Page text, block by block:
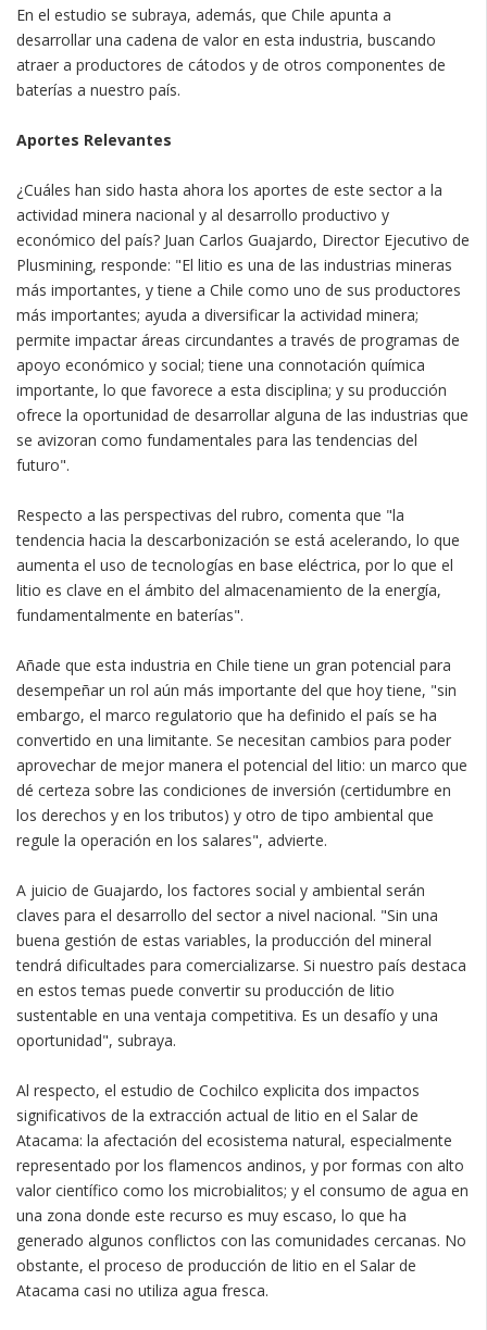
En el estudio se subraya, además, que Chile apunta a
desarrollar una cadena de valor en esta industria, buscando
atraer a productores de cátodos y de otros componentes de
baterías a nuestro país.
Aportes Relevantes
¿Cuáles han sido hasta ahora los aportes de este sector a la
actividad minera nacional y al desarrollo productivo y
económico del país? Juan Carlos Guajardo, Director Ejecutivo de
Plusmining, responde: "El litio es una de las industrias mineras
más importantes, y tiene a Chile como uno de sus productores
más importantes; ayuda a diversificar la actividad minera;
permite impactar áreas circundantes a través de programas de
apoyo económico y social; tiene una connotación química
importante, lo que favorece a esta disciplina; y su producción
ofrece la oportunidad de desarrollar alguna de las industrias que
se avizoran como fundamentales para las tendencias del
futuro".
Respecto a las perspectivas del rubro, comenta que "la
tendencia hacia la descarbonización se está acelerando, lo que
aumenta el uso de tecnologías en base eléctrica, por lo que el
litio es clave en el ámbito del almacenamiento de la energía,
fundamentalmente en baterías".
Añade que esta industria en Chile tiene un gran potencial para
desempeñar un rol aún más importante del que hoy tiene, "sin
embargo, el marco regulatorio que ha definido el país se ha
convertido en una limitante. Se necesitan cambios para poder
aprovechar de mejor manera el potencial del litio: un marco que
dé certeza sobre las condiciones de inversión (certidumbre en
los derechos y en los tributos) y otro de tipo ambiental que
regule la operación en los salares", advierte.
A juicio de Guajardo, los factores social y ambiental serán
claves para el desarrollo del sector a nivel nacional. "Sin una
buena gestión de estas variables, la producción del mineral
tendrá dificultades para comercializarse. Si nuestro país destaca
en estos temas puede convertir su producción de litio
sustentable en una ventaja competitiva. Es un desafío y una
oportunidad", subraya.
Al respecto, el estudio de Cochilco explicita dos impactos
significativos de la extracción actual de litio en el Salar de
Atacama: la afectación del ecosistema natural, especialmente
representado por los flamencos andinos, y por formas con alto
valor científico como los microbialitos; y el consumo de agua en
una zona donde este recurso es muy escaso, lo que ha
generado algunos conflictos con las comunidades cercanas. No
obstante, el proceso de producción de litio en el Salar de
Atacama casi no utiliza agua fresca.